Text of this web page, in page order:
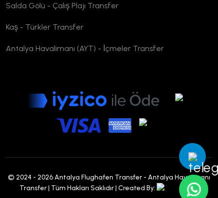
Salda Gölü - Çalış Plajı Transfer
Kaş - Türkler Transfer
Antalya Havalimanı (AYT) - İçmeler Transfer
© 2024 - 2026 Antalya Flughafen Transfer - Antalya Havalimanı
Transfer | Tüm Hakları Saklıdır | Created By: